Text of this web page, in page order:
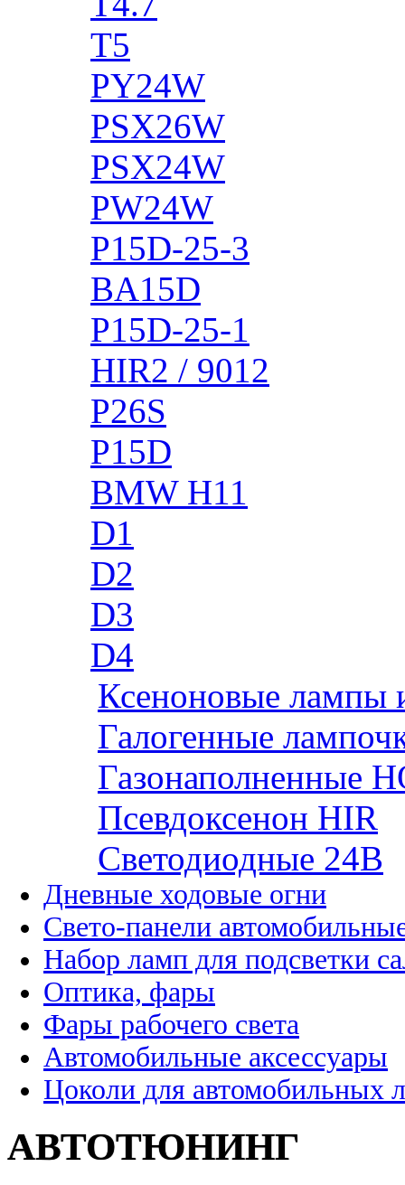
T5
PY24W
PSX26W
PSX24W
PW24W
P15D-25-3
BA15D
P15D-25-1
HIR2 / 9012
P26S
P15D
BMW H11
D1
D2
D3
D4
Ксеноновые лампы
Галогенные
Газонаполненные
Псевдоксенон HIR
Cветодиодные 24B
Дневные ходовые огни
Свето-панели
Набор ламп для подсветки
Оптика, фары
Фары рабочего света
Автомобильные аксессуары
Цоколи для автомобильных
АВТОТЮНИНГ